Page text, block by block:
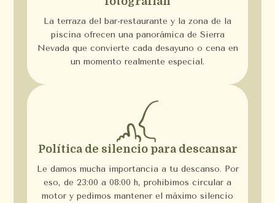
La terraza del bar-restaurante y la zona de la
piscina ofrecen una panorámica de Sierra
Nevada que convierte cada desayuno o cena en
un momento realmente especial.
Política de silencio para descansar
Le damos mucha importancia a tu descanso. Por
eso, de 23:00 a 08:00 h, prohibimos circular a
motor y pedimos mantener el máximo silencio